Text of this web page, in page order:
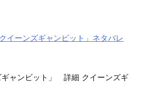
イーンズギャンビット」ネタバレ
ャンビット」 詳細 クイーンズギ